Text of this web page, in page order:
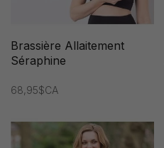
Brassière Allaitement
Séraphine
68,95$CA